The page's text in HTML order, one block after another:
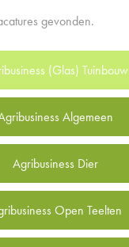
gevonden.
(Glas) Tuinbouw
Algemeen
Agribusiness Dier
Open Teelten